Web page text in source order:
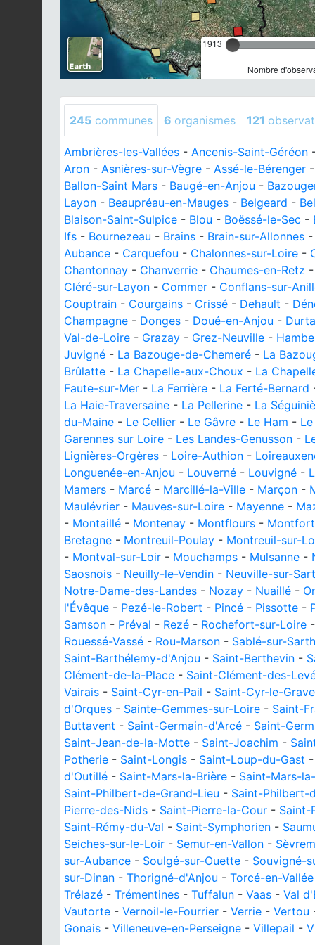
1913
Nombre
245 communes 6 organismes 121
Ambrières-les-Vallées - Ancenis-Saint-Géréon
Aron - Asnières-sur-Vègre - Assé-le-Bérenger
Ballon-Saint Mars - Baugé-en-Anjou -
Layon - Beaupréau-en-Mauges - Belgeard -
Blaison-Saint-Sulpice - Blou - Boëssé-le-Sec -
Ifs - Bournezeau - Brains - Brain-sur-Allonnes
Aubance - Carquefou - Chalonnes-sur-Loire -
Chantonnay - Chanverrie - Chaumes-en-Retz
Cléré-sur-Layon - Commer - Conflans-sur-
Couptrain - Courgains - Crissé - Dehault -
Champagne - Donges - Doué-en-Anjou -
Val-de-Loire - Grazay - Grez-Neuville -
Juvigné - La Bazouge-de-Chemeré - La
Brûlatte - La Chapelle-aux-Choux - La
Faute-sur-Mer - La Ferrière - La Ferté-Bernard
La Haie-Traversaine - La Pellerine - La
du-Maine - Le Cellier - Le Gâvre - Le Ham -
Garennes sur Loire - Les Landes-Genusson -
Lignières-Orgères - Loire-Authion -
Longuenée-en-Anjou - Louverné - Louvigné -
Mamers - Marcé - Marcillé-la-Ville - Marçon -
Maulévrier - Mauves-sur-Loire - Mayenne -
- Montaillé - Montenay - Montflours -
Bretagne - Montreuil-Poulay - Montreuil-sur-
- Montval-sur-Loir - Mouchamps - Mulsanne -
Saosnois - Neuilly-le-Vendin - Neuville-sur-
Notre-Dame-des-Landes - Nozay - Nuaillé -
l'Évêque - Pezé-le-Robert - Pincé - Pissotte -
Samson - Préval - Rezé - Rochefort-sur-Loire
Rouessé-Vassé - Rou-Marson - Sablé-sur-
Saint-Barthélemy-d'Anjou - Saint-Berthevin -
Clément-de-la-Place - Saint-Clément-des-
Vairais - Saint-Cyr-en-Pail - Saint-Cyr-le-
d'Orques - Sainte-Gemmes-sur-Loire - Saint-
Buttavent - Saint-Germain-d'Arcé - Saint-
Saint-Jean-de-la-Motte - Saint-Joachim -
Potherie - Saint-Longis - Saint-Loup-du-Gast
d'Outillé - Saint-Mars-la-Brière - Saint-Mars-
Saint-Philbert-de-Grand-Lieu - Saint-Philbert-
Pierre-des-Nids - Saint-Pierre-la-Cour - Saint-
Saint-Rémy-du-Val - Saint-Symphorien -
Seiches-sur-le-Loir - Semur-en-Vallon -
sur-Aubance - Soulgé-sur-Ouette - Souvigné-
sur-Dinan - Thorigné-d'Anjou - Torcé-en-Vallée
Trélazé - Trémentines - Tuffalun - Vaas - Val
Vautorte - Vernoil-le-Fourrier - Verrie - Vertou
Gonais - Villeneuve-en-Perseigne - Villepail -